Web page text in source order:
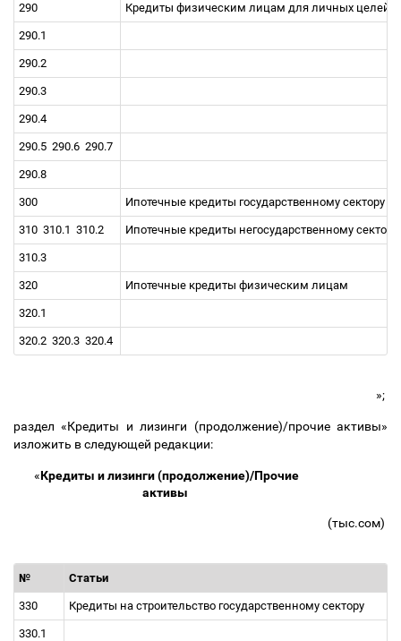
290 Кредиты физическим лицам для личных целей
290.1
290.2
290.3
290.4
290.5 290.6 290.7
290.8
300 Ипотечные кредиты государственному сектору
310 310.1 310.2 Ипотечные кредиты негосударственному сектору
310.3
320 Ипотечные кредиты физическим лицам
320.1
320.2 320.3 320.4
»;
раздел «Кредиты и лизинги (продолжение)/прочие активы»
изложить в следующей редакции:
«Кредиты и лизинги (продолжение)/Прочие
активы
(тыс.сом)
№ Статьи
330 Кредиты на строительство государственному сектору
330.1